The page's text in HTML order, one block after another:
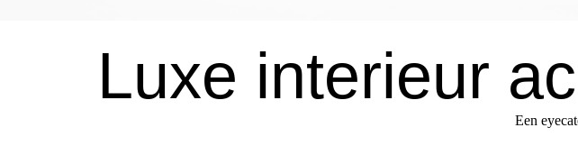
Luxe interieur
Een